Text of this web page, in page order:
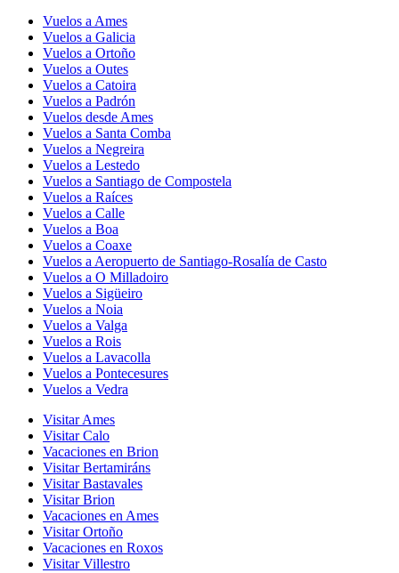
Vuelos a Ames
Vuelos a Galicia
Vuelos a Ortoño
Vuelos a Outes
Vuelos a Catoira
Vuelos a Padrón
Vuelos desde Ames
Vuelos a Santa Comba
Vuelos a Negreira
Vuelos a Lestedo
Vuelos a Santiago de Compostela
Vuelos a Raíces
Vuelos a Calle
Vuelos a Boa
Vuelos a Coaxe
Vuelos a Aeropuerto de Santiago-Rosalía de Casto
Vuelos a O Milladoiro
Vuelos a Sigüeiro
Vuelos a Noia
Vuelos a Valga
Vuelos a Rois
Vuelos a Lavacolla
Vuelos a Pontecesures
Vuelos a Vedra
Visitar Ames
Visitar Calo
Vacaciones en Brion
Visitar Bertamiráns
Visitar Bastavales
Visitar Brion
Vacaciones en Ames
Visitar Ortoño
Vacaciones en Roxos
Visitar Villestro